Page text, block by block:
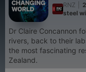
RNZ
steel
Dr Claire Concannon
rivers, back to their
the most fascinating
Zealand.